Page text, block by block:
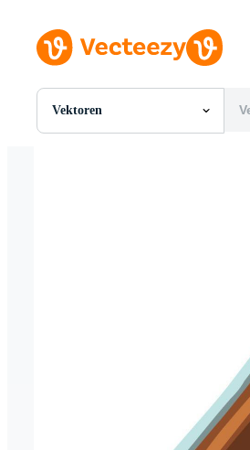
Vektoren
Alle Bilder